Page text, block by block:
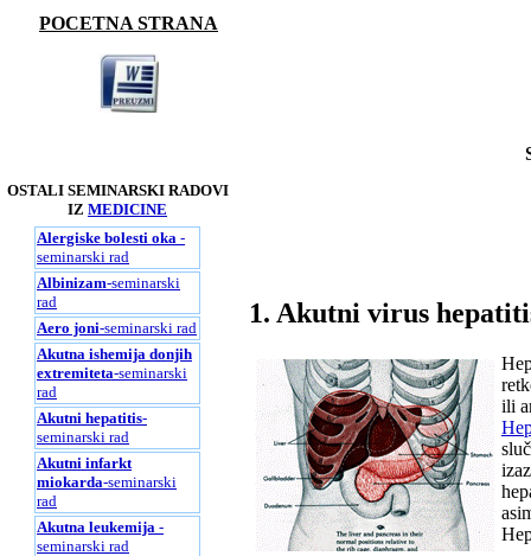
POCETNA STRANA
OSTALI SEMINARSKI RADOVI
IZ MEDICINE
Alergiske bolesti oka -
seminarski rad
Albinizam-seminarski
rad
Aero joni-seminarski rad
Akutna ishemija donjih
extremiteta-seminarski
rad
Akutni hepatitis-
seminarski rad
Akutni infarkt
miokarda-seminarski
rad
Akutna leukemija -
seminarski rad
1. Akutni virus
ili